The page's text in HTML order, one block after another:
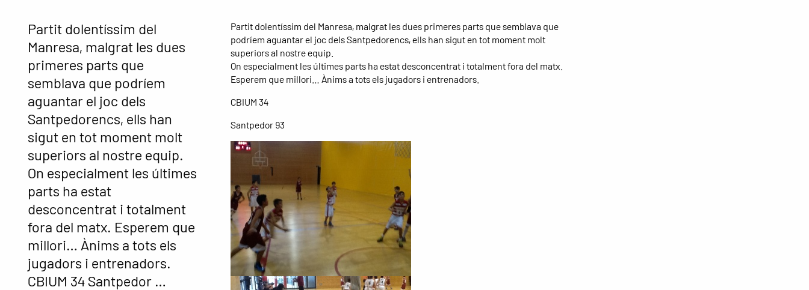
Partit dolentíssim del
Manresa, malgrat les dues
primeres parts que
semblava que podríem
aguantar el joc dels
Santpedorencs, ells han
sigut en tot moment molt
superiors al nostre equip.
On especialment les últimes
parts ha estat
desconcentrat i totalment
fora del matx. Esperem que
millori… Ànims a tots els
jugadors i entrenadors.
CBIUM 34 Santpedor …
Partit dolentíssim del Manresa, malgrat les dues primeres parts que semblava que
podríem aguantar el joc dels Santpedorencs, ells han sigut en tot moment molt
superiors al nostre equip.
On especialment les últimes parts ha estat desconcentrat i totalment fora del matx.
Esperem que millori… Ànims a tots els jugadors i entrenadors.
CBIUM 34
Santpedor 93